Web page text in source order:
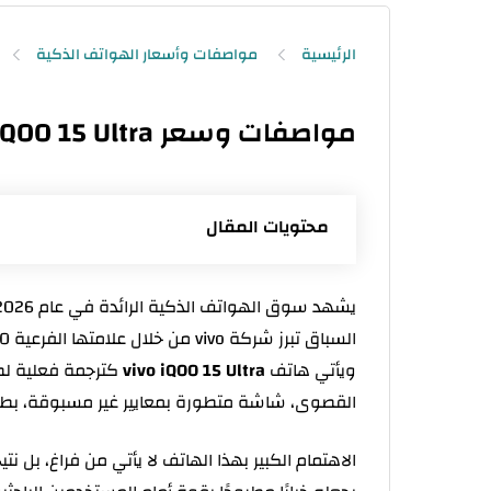
الرئيسية مواصفات وأسعار الهواتف الذكية
مواصفات وسعر vivo iQOO 15 Ultra في الجزائر
محتويات المقال
موعد إصدار vivo iQOO 15 Ultra
تصميم vivo iQOO 15 Ultra: فخامة مع طابع عملي
شاشة vivo iQOO 15 Ultra: واحدة من الأفضل في فئتها
معالج vivo iQOO 15 Ultra: قوة الأداء بلا نقاش
ويأتي هاتف vivo iQOO 15 Ultra
القصوى، شاشة متطورة بمعايير غير مسبوقة،
الاهتمام الكبير بهذا الهاتف لا يأتي من فراغ، بل